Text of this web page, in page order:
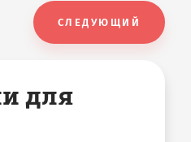
СЛЕДУЮЩИЙ
для